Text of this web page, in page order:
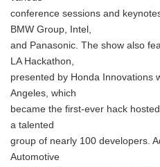
conference sessions and
BMW Group, Intel,
and Panasonic. The show also
LA Hackathon,
presented by Honda Innovations
Angeles, which
became the first-ever hack
a talented
group of nearly 100 developers.
Automotive
English